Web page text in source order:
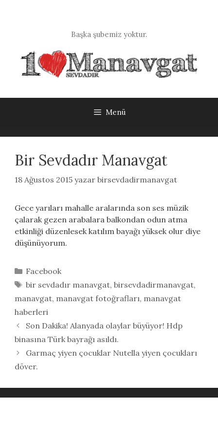
Başka şubemiz yoktur.
Menü
Bir Sevdadır Manavgat
18 Ağustos 2015 yazar birsevdadirmanavgat
Gece yarıları mahalle aralarında son ses müzik
çalarak gezen arabalara balkondan odun atma
etkinliği düzenlesek katılım bayağı yüksek olur diye
düşünüyorum.
Kategoriler
Facebook
Etiketler
bir sevdadır manavgat, birsevdadirmanavgat,
manavgat, manavgat fotoğrafları, manavgat
haberleri
Son Dakika! Alanyada olaylar büyüyor! Hdp
binasına Türk bayrağı asıldı.
Garmaç yiyen çocuklar Nutella yiyen çocukları
döver.